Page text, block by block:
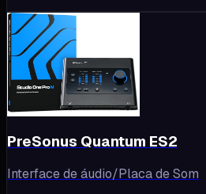
PreSonus Quantum ES2
Interface de áudio/Placa de Som